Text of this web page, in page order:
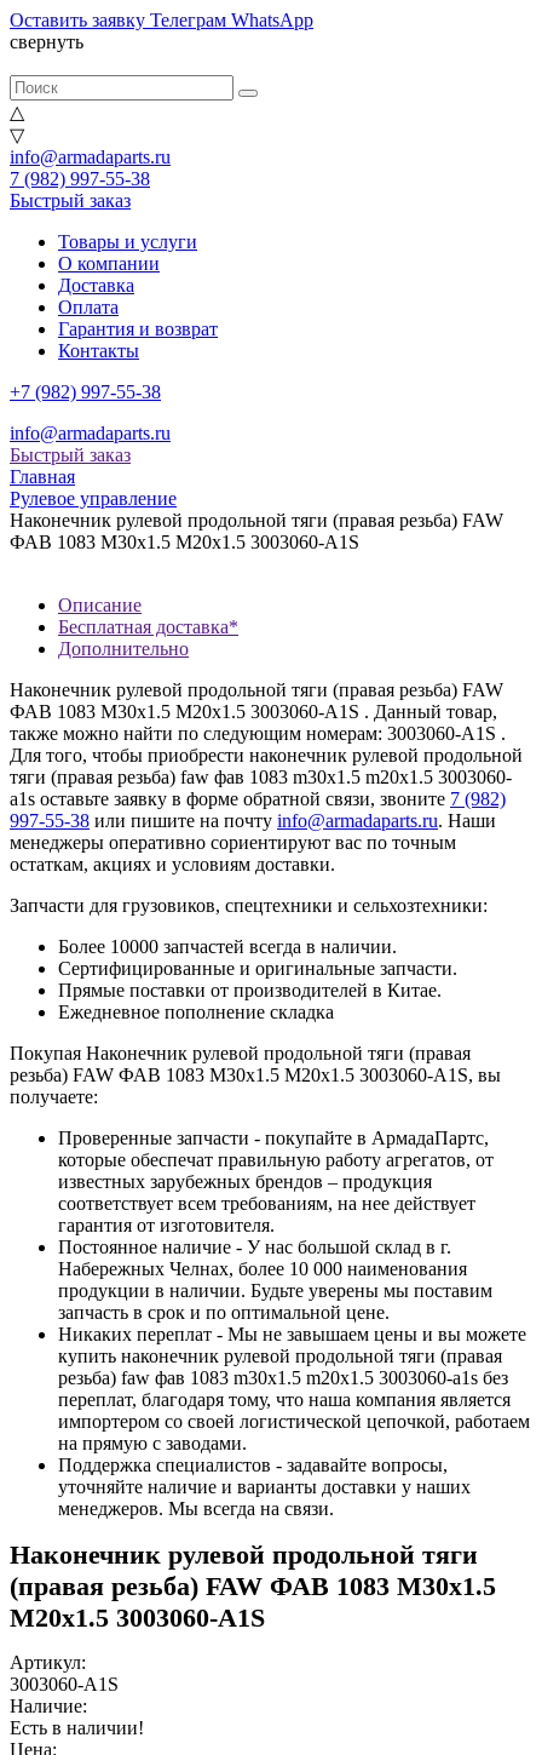
Оставить заявку Телеграм WhatsApp
свернуть
△
▽
info@armadaparts.ru
7 (982) 997-55-38
Быстрый заказ
Товары и услуги
О компании
Доставка
Оплата
Гарантия и возврат
Контакты
+7 (982) 997-55-38
info@armadaparts.ru
Быстрый заказ
Главная
Рулевое управление
Наконечник рулевой продольной тяги (правая резьба) FAW
ФАВ 1083 M30x1.5 M20x1.5 3003060-A1S
Описание
Бесплатная доставка*
Дополнительно
Наконечник рулевой продольной тяги (правая резьба) FAW
ФАВ 1083 M30x1.5 M20x1.5 3003060-A1S . Данный товар,
также можно найти по следующим номерам: 3003060-A1S .
Для того, чтобы приобрести наконечник рулевой продольной
тяги (правая резьба) faw фав 1083 m30x1.5 m20x1.5 3003060-
a1s оставьте заявку в форме обратной связи, звоните 7 (982)
997-55-38 или пишите на почту info@armadaparts.ru. Наши
менеджеры оперативно сориентируют вас по точным
остаткам, акциях и условиям доставки.
Запчасти для грузовиков, спецтехники и сельхозтехники:
Более 10000 запчастей всегда в наличии.
Сертифицированные и оригинальные запчасти.
Прямые поставки от производителей в Китае.
Ежедневное пополнение складка
Покупая Наконечник рулевой продольной тяги (правая
резьба) FAW ФАВ 1083 M30x1.5 M20x1.5 3003060-A1S, вы
получаете:
Проверенные запчасти - покупайте в АрмадаПартс,
которые обеспечат правильную работу агрегатов, от
известных зарубежных брендов – продукция
соответствует всем требованиям, на нее действует
гарантия от изготовителя.
Постоянное наличие - У нас большой склад в г.
Набережных Челнах, более 10 000 наименования
продукции в наличии. Будьте уверены мы поставим
запчасть в срок и по оптимальной цене.
Никаких переплат - Мы не завышаем цены и вы можете
купить наконечник рулевой продольной тяги (правая
резьба) faw фав 1083 m30x1.5 m20x1.5 3003060-a1s без
переплат, благодаря тому, что наша компания является
импортером со своей логистической цепочкой, работаем
на прямую с заводами.
Поддержка специалистов - задавайте вопросы,
уточняйте наличие и варианты доставки у наших
менеджеров. Мы всегда на связи.
Наконечник рулевой продольной тяги
(правая резьба) FAW ФАВ 1083 M30x1.5
M20x1.5 3003060-A1S
Артикул:
3003060-A1S
Наличие:
Есть в наличии!
Цена: